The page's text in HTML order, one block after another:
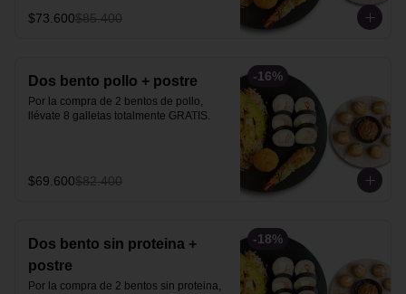
$73.600$85.400
-16%
Dos bento pollo + postre
Por la compra de 2 bentos de pollo,
llévate 8 galletas totalmente GRATIS.
$69.600$82.400
-18%
Dos bento sin proteina +
postre
Por la compra de 2 bentos sin proteina,